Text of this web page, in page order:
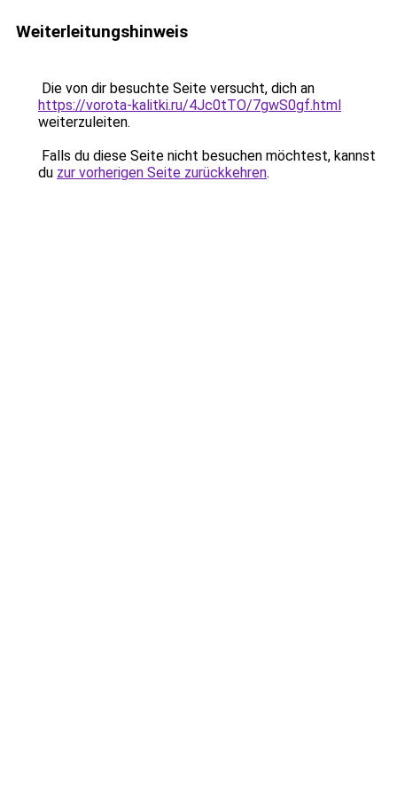
Weiterleitungshinweis
Die von dir besuchte Seite versucht, dich an
https://vorota-kalitki.ru/4Jc0tTO/7gwS0gf.html
weiterzuleiten.
Falls du diese Seite nicht besuchen möchtest, kannst
du zur vorherigen Seite zurückkehren.